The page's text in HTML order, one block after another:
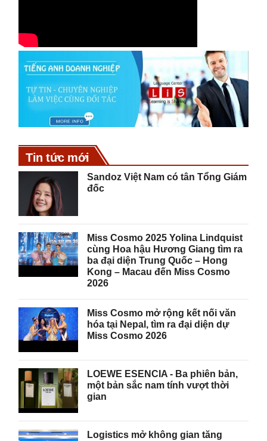
Tin tức mới
Sandoz Việt Nam có tân Tổng Giám
đốc
Miss Cosmo 2025 Yolina Lindquist
cùng Hoa hậu Hương Giang tìm ra
ba đại diện Trung Quốc – Hong
Kong – Macau đến Miss Cosmo
2026
Miss Cosmo mở rộng kết nối văn
hóa tại Nepal, tìm ra đại diện dự
Miss Cosmo 2026
LOEWE ESENCIA - Ba phiên bản,
một bản sắc nam tính vượt thời
gian
Logistics mở không gian tăng